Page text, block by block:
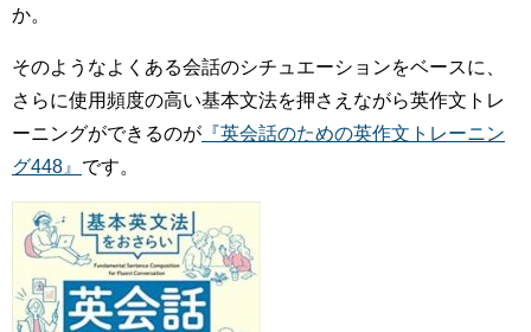
か。
そのようなよくある会話のシチュエーションをベースに、
さらに使用頻度の高い基本文法を押さえながら英作文トレ
ーニングができるのが 『英会話のための英作文トレーニン
グ448』 です。